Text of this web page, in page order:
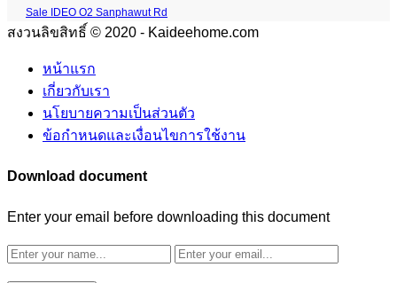
Sale IDEO O2 Sanphawut Rd
สงวนลิขสิทธิ์ © 2020 - Kaideehome.com
หน้าแรก
เกี่ยวกับเรา
นโยบายความเป็นส่วนตัว
ข้อกำหนดและเงื่อนไขการใช้งาน
Download document
Enter your email before downloading this document